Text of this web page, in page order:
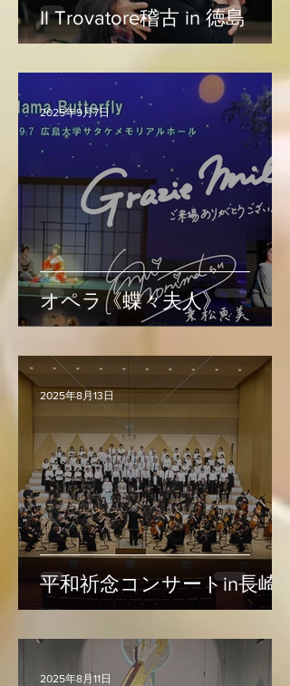
Il Trovatore稽古 in 徳島
オペラ《蝶々夫人》
2025年9月7日
平和祈念コンサートin長崎
2025年8月13日
2025年8月11日